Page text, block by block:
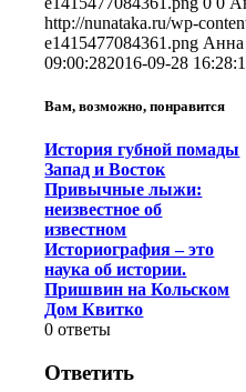
http://nunataka.ru/wp-
e1415477084361.png Анна
09:00:282016-09-28
Вам, возможно, понравится
История губной помады
Запад и Восток
Привычные лыжи:
неизвестное об
известном
Историография – это
наука об истории.
Пришвин на Кольском
Дом Квитко
0 ответы
Ответить